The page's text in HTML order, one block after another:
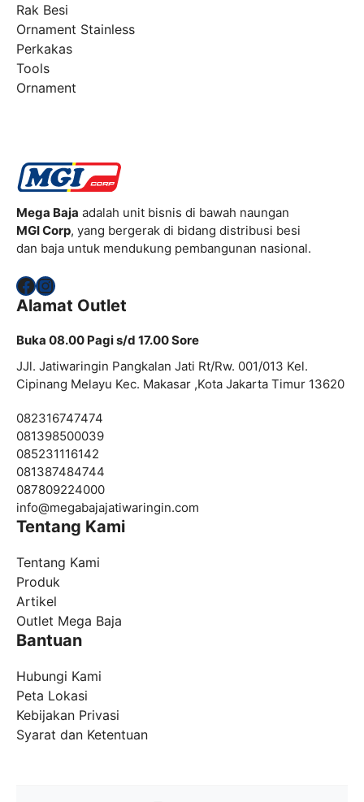
Rak Besi
Ornament Stainless
Perkakas
Tools
Ornament
Mega Baja adalah unit bisnis di bawah naungan
MGI Corp, yang bergerak di bidang distribusi besi
dan baja untuk mendukung pembangunan nasional.
Facebook
Instagram
Alamat Outlet
Buka 08.00 Pagi s/d 17.00 Sore
JJl. Jatiwaringin Pangkalan Jati Rt/Rw. 001/013 Kel.
Cipinang Melayu Kec. Makasar ,Kota Jakarta Timur 13620
082316747474
081398500039
085231116142
081387484744
087809224000
info@megabajajatiwaringin.com
Tentang Kami
Tentang Kami
Produk
Artikel
Outlet Mega Baja
Bantuan
Hubungi Kami
Peta Lokasi
Kebijakan Privasi
Syarat dan Ketentuan